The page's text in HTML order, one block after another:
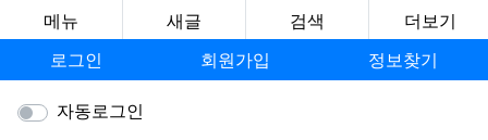
메뉴 새글 검색
더보기
로그인
회원가입 정보찾기
자동로그인